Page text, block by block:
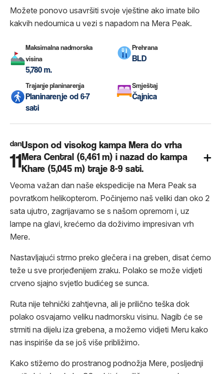
Možete ponovo usavršiti svoje vještine ako imate bilo
kakvih nedoumica u vezi s napadom na Mera Peak.
Maksimalna nadmorska
visina
5,780 m.
Prehrana
BLD
Trajanje planinarenja
Planinarenje od 6-7
sati
Smještaj
Čajnica
dan
11
Uspon od visokog kampa Mera do vrha
Mera Central (6,461 m) i nazad do kampa
Khare (5,045 m) traje 8-9 sati.
Veoma važan dan naše ekspedicije na Mera Peak sa
povratkom helikopterom. Počinjemo naš veliki dan oko 2
sata ujutro, zagrijavamo se s našom opremom i, uz
lampe na glavi, krećemo da doživimo impresivan vrh
Mere.
Nastavljajući strmo preko glečera i na greben, disat ćemo
teže u sve prorjeđenijem zraku. Polako se može vidjeti
crveno sjajno svjetlo budićeg se sunca.
Ruta nije tehnički zahtjevna, ali je prilično teška dok
polako osvajamo veliku nadmorsku visinu. Nagib će se
strmiti na dijelu iza grebena, a možemo vidjeti Meru kako
nas inspiriše da se još više približimo.
Kako stižemo do prostranog podnožja Mere, posljednji